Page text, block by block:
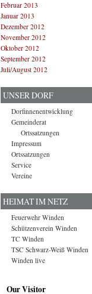
Februar 2013
Januar 2013
Dezember 2012
November 2012
Oktober 2012
September 2012
Juli/August 2012
UNSER DORF
Dorfinnenentwicklung
Gemeinderat
Ortssatzungen
Impressum
Ortssatzungen
Service
Vereine
HEIMAT IM NETZ
Feuerwehr Winden
Schützenverein Winden
TC Winden
TSC Schwarz-Weiß Winden
Winden live
Our Visitor